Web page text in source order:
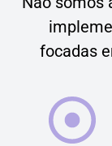
focadas